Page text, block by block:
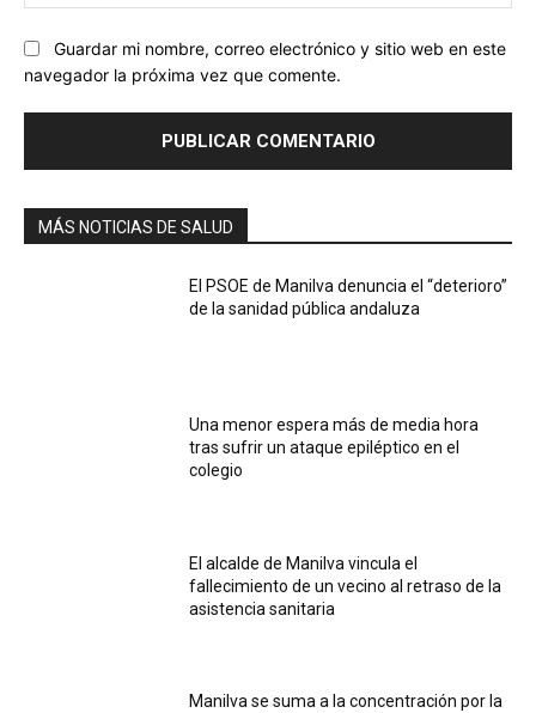
Guardar mi nombre, correo electrónico y sitio web en este
navegador la próxima vez que comente.
MÁS NOTICIAS DE SALUD
El PSOE de Manilva denuncia el “deterioro”
de la sanidad pública andaluza
Una menor espera más de media hora
tras sufrir un ataque epiléptico en el
colegio
El alcalde de Manilva vincula el
fallecimiento de un vecino al retraso de la
asistencia sanitaria
Manilva se suma a la concentración por la